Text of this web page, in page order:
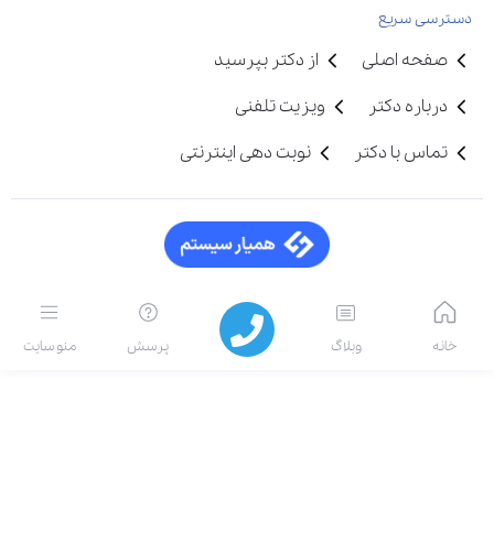
دسترسی سریع
صفحه اصلی
از دکتر بپرسید
درباره دکتر
ویزیت تلفنی
تماس با دکتر
نوبت دهی اینترنتی
خانه وبلاگ پرسش منو سایت